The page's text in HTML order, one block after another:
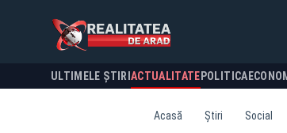
ULTIMELE ȘTIRI ACTUALITATE POLITICA
Acasă Știri Social